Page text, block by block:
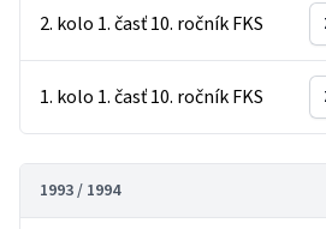
2. kolo 1. časť 10. ročník FKS
1. kolo 1. časť 10. ročník FKS
1993 / 1994